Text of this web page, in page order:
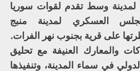
لمدينة وسط تقدم لقوات سوريا
العسكري لمدينة منبج
على قرية بجنوب نهر الفرات.
والمعارك العنيفة مع تحليق
في سماء المدينة، وتنفيذها